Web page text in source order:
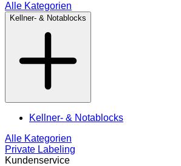
Alle Kategorien
Kellner- & Notablocks
Kellner- & Notablocks
Alle Kategorien
Private Labeling
Kundenservice